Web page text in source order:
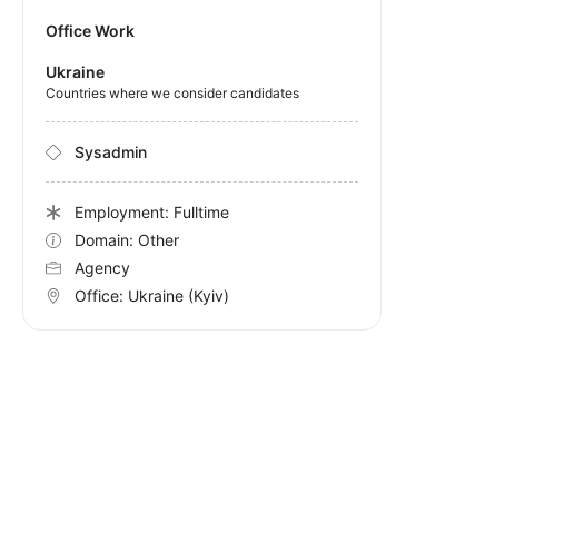
Office Work
Ukraine
Countries where we consider candidates
Sysadmin
Employment: Fulltime
Domain: Other
Agency
Office: Ukraine (Kyiv)